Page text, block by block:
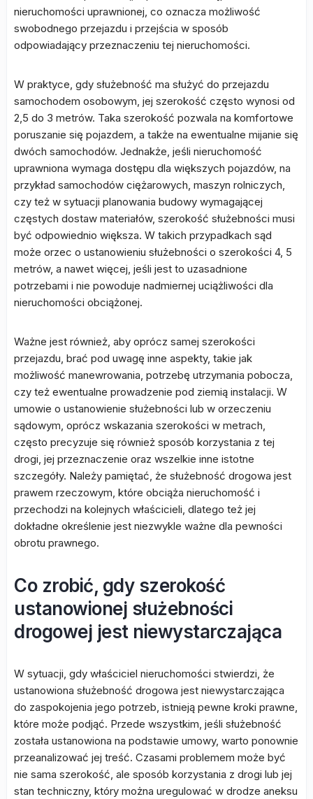
nieruchomości uprawnionej, co oznacza możliwość
swobodnego przejazdu i przejścia w sposób
odpowiadający przeznaczeniu tej nieruchomości.
W praktyce, gdy służebność ma służyć do przejazdu
samochodem osobowym, jej szerokość często wynosi od
2,5 do 3 metrów. Taka szerokość pozwala na komfortowe
poruszanie się pojazdem, a także na ewentualne mijanie się
dwóch samochodów. Jednakże, jeśli nieruchomość
uprawniona wymaga dostępu dla większych pojazdów, na
przykład samochodów ciężarowych, maszyn rolniczych,
czy też w sytuacji planowania budowy wymagającej
częstych dostaw materiałów, szerokość służebności musi
być odpowiednio większa. W takich przypadkach sąd
może orzec o ustanowieniu służebności o szerokości 4, 5
metrów, a nawet więcej, jeśli jest to uzasadnione
potrzebami i nie powoduje nadmiernej uciążliwości dla
nieruchomości obciążonej.
Ważne jest również, aby oprócz samej szerokości
przejazdu, brać pod uwagę inne aspekty, takie jak
możliwość manewrowania, potrzebę utrzymania pobocza,
czy też ewentualne prowadzenie pod ziemią instalacji. W
umowie o ustanowienie służebności lub w orzeczeniu
sądowym, oprócz wskazania szerokości w metrach,
często precyzuje się również sposób korzystania z tej
drogi, jej przeznaczenie oraz wszelkie inne istotne
szczegóły. Należy pamiętać, że służebność drogowa jest
prawem rzeczowym, które obciąża nieruchomość i
przechodzi na kolejnych właścicieli, dlatego też jej
dokładne określenie jest niezwykle ważne dla pewności
obrotu prawnego.
Co zrobić, gdy szerokość
ustanowionej służebności
drogowej jest niewystarczająca
W sytuacji, gdy właściciel nieruchomości stwierdzi, że
ustanowiona służebność drogowa jest niewystarczająca
do zaspokojenia jego potrzeb, istnieją pewne kroki prawne,
które może podjąć. Przede wszystkim, jeśli służebność
została ustanowiona na podstawie umowy, warto ponownie
przeanalizować jej treść. Czasami problemem może być
nie sama szerokość, ale sposób korzystania z drogi lub jej
stan techniczny, który można uregulować w drodze aneksu